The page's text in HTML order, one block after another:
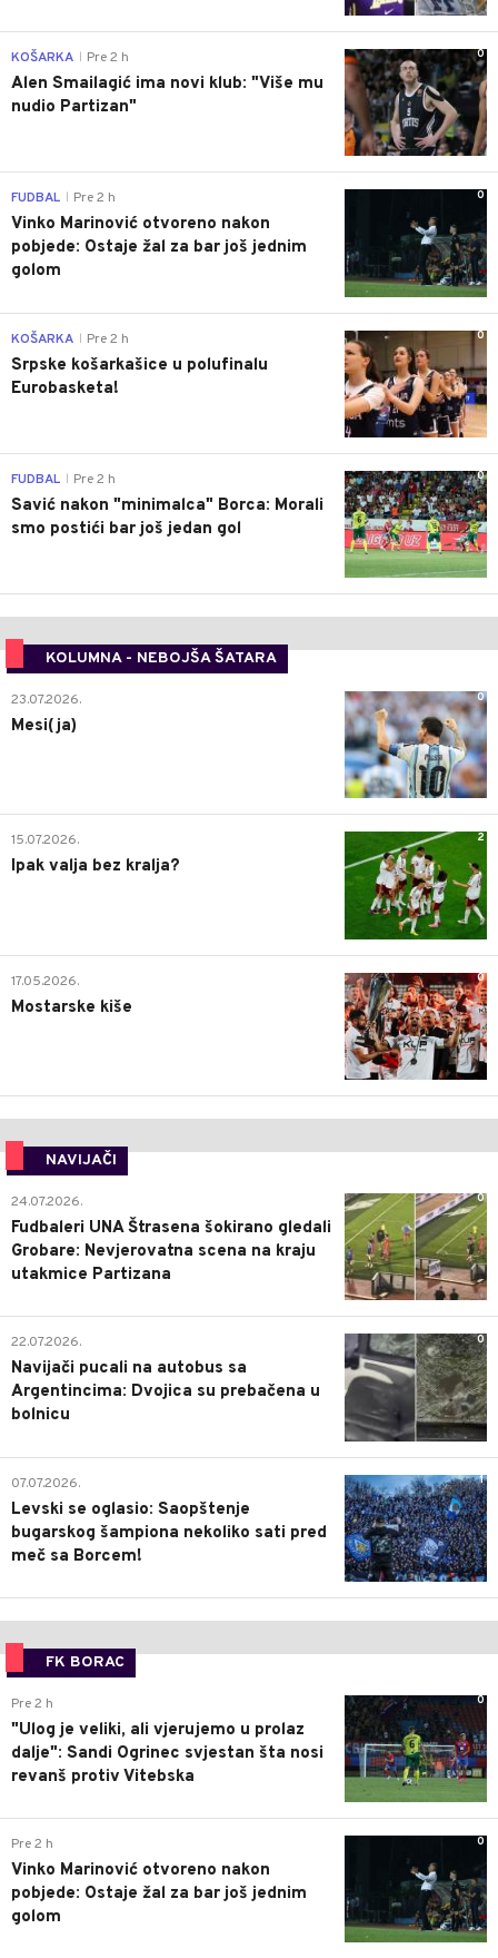
0
KOŠARKA Pre 2 h
Alen Smailagić ima novi klub: "Više mu
nudio Partizan"
0
FUDBAL Pre 2 h
Vinko Marinović otvoreno nakon
pobjede: Ostaje žal za bar još jednim
golom
0
KOŠARKA Pre 2 h
Srpske košarkašice u polufinalu
Eurobasketa!
0
FUDBAL Pre 2 h
Savić nakon "minimalca" Borca: Morali
smo postići bar još jedan gol
KOLUMNA - NEBOJŠA ŠATARA
0
23.07.2026.
Mesi(ja)
2
15.07.2026.
Ipak valja bez kralja?
0
17.05.2026.
Mostarske kiše
NAVIJAČI
0
24.07.2026.
Fudbaleri UNA Štrasena šokirano gledali
Grobare: Nevjerovatna scena na kraju
utakmice Partizana
0
22.07.2026.
Navijači pucali na autobus sa
Argentincima: Dvojica su prebačena u
bolnicu
1
07.07.2026.
Levski se oglasio: Saopštenje
bugarskog šampiona nekoliko sati pred
meč sa Borcem!
FK BORAC
0
Pre 2 h
"Ulog je veliki, ali vjerujemo u prolaz
dalje": Sandi Ogrinec svjestan šta nosi
revanš protiv Vitebska
0
Pre 2 h
Vinko Marinović otvoreno nakon
pobjede: Ostaje žal za bar još jednim
golom